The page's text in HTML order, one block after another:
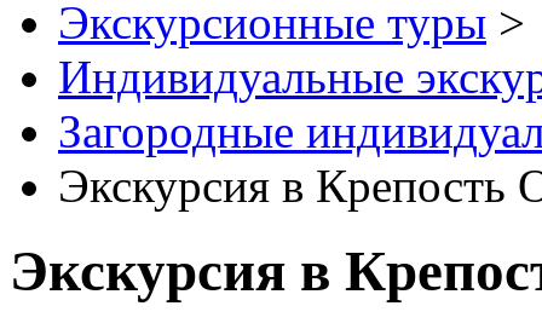
Экскурсионные туры >
Индивидуальные
Загородные
Экскурсия в Крепость
Экскурсия в